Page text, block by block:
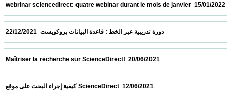
webrinar sciencedirect: quatre webinar durant le mois de janvier
دورة تدريبية عبر الخط : قاعدة البيانات بروكويست  22/12/2021
Maîtriser la recherche sur ScienceDirect!  20/06/2021
كيفية إجراء البحث على موقع ScienceDirect  12/06/2021